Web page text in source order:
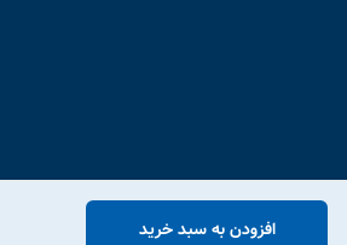
افزودن به سبد خرید